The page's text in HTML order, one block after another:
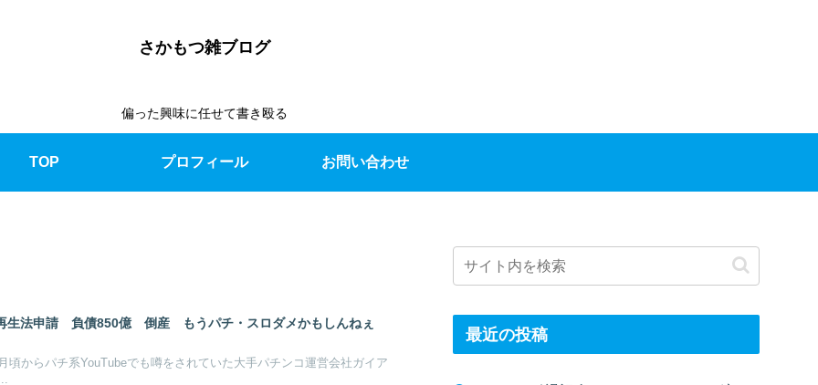
さかもつ雑ブログ
偏った興味に任せて書き殴る
TOP プロフィール お問い合わせ
生法申請 負債850億 倒産 もうパチ・スロダメかもしんねぇ
頃からパチ系YouTubeでも噂をされていた大手パチンコ運営会社ガイア
最近の投稿